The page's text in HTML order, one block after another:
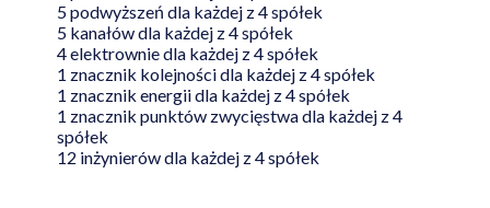
5 podwyższeń dla każdej z 4 spółek
5 kanałów dla każdej z 4 spółek
4 elektrownie dla każdej z 4 spółek
1 znacznik kolejności dla każdej z 4 spółek
1 znacznik energii dla każdej z 4 spółek
1 znacznik punktów zwycięstwa dla każdej z 4
spółek
12 inżynierów dla każdej z 4 spółek